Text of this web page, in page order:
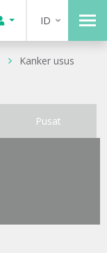
ID
Kanker usus
Pusat